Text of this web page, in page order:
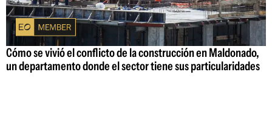
Cómo se vivió el conflicto de la construcción en Maldonado,
un departamento donde el sector tiene sus particularidades